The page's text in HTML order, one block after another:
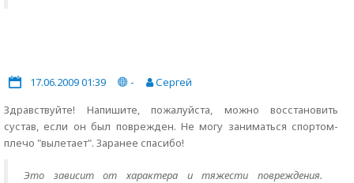
17.06.2009 01:39 -
Сергей
Здравствуйте! Напишите, пожалуйста, можно восстановить
сустав, если он был поврежден. Не могу заниматься спортом-
плечо "вылетает". Заранее спасибо!
Это зависит от характера и тяжести повреждения.